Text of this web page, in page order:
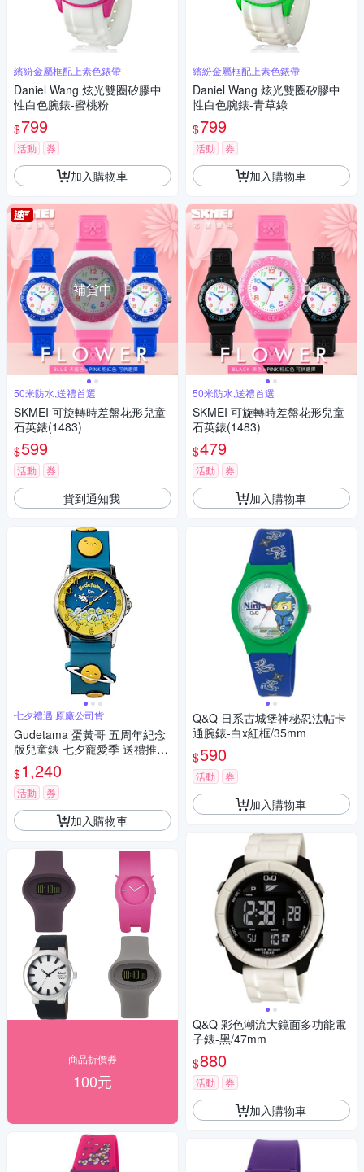
繽紛金屬框配上素色錶帶
Daniel Wang 炫光雙圈矽膠中
性白色腕錶-蜜桃粉
$799
活動 券
加入購物車
補貨中
50米防水,送禮首選
SKMEI 可旋轉時差盤花形兒童
石英錶(1483)
$599
活動 券
貨到通知我
七夕禮遇 原廠公司貨
Gudetama 蛋黃哥 五周年紀念
版兒童錶 七夕寵愛季 送禮推
薦-32mm
$1,240
活動 券
加入購物車
商品折價券
100元
繽紛金屬框配上素色錶帶
Daniel Wang 炫光雙圈矽膠中
性白色腕錶-青草綠
$799
活動 券
加入購物車
50米防水,送禮首選
SKMEI 可旋轉時差盤花形兒童
石英錶(1483)
$479
活動 券
加入購物車
Q&Q 日系古城堡神秘忍法帖卡
通腕錶-白x紅框/35mm
$590
活動 券
加入購物車
Q&Q 彩色潮流大鏡面多功能電
子錶-黑/47mm
$880
活動 券
加入購物車